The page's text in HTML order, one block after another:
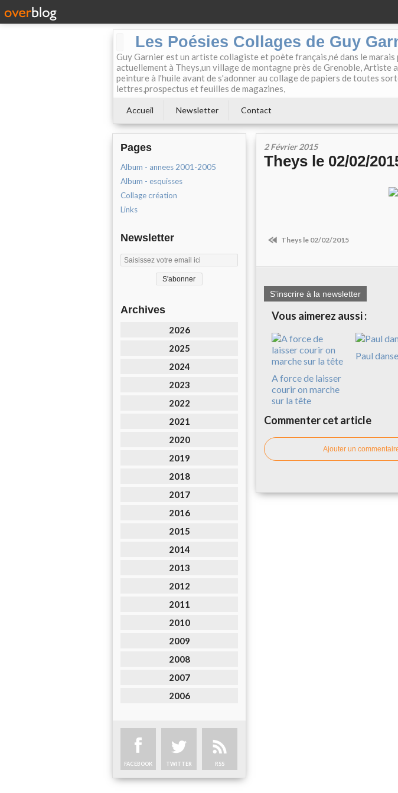
Les Poésies Collages de Guy
Guy Garnier est un artiste collagiste et poète français,né dans le
actuellement à Theys,un village de montagne près de Grenoble, Artiste
peinture à l'huile avant de s'adonner au collage de papiers de toutes
lettres,prospectus et feuilles de magazines,
Accueil Newsletter Contact
Pages
Album - annees 2001-2005
Album - esquisses
Collage création
Links
Newsletter
Archives
2026
2025
2024
2023
2022
2021
2020
2019
2018
2017
2016
2015
2014
2013
2012
2011
2010
2009
2008
2007
2006
FACEBOOK TWITTER RSS
2 Février 2015
Theys le 02/02/
Theys le 02/02/2015
S'inscrire à la newsletter
Vous aimerez aussi :
A force de laisser
courir on marche
sur la tête
Paul danse
Commenter cet article
Ajouter un